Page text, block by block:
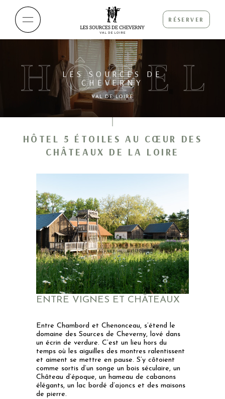
RÉSERVER
HÔTEL
LES SOURCES DE
CHEVERNY
VAL DE LOIRE
HÔTEL 5 ÉTOILES AU CŒUR DES
CHÂTEAUX DE LA LOIRE
ENTRE VIGNES ET CHÂTEAUX
Entre Chambord et Chenonceau, s’étend le
domaine des Sources de Cheverny, lové dans
un écrin de verdure. C’est un lieu hors du
temps où les aiguilles des montres ralentissent
et aiment se mettre en pause. S’y côtoient
comme sortis d’un songe un bois séculaire, un
Château d’époque, un hameau de cabanons
élégants, un lac bordé d’ajoncs et des maisons
de pierre.